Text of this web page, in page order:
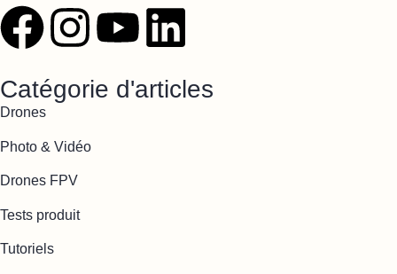
Catégorie d'articles
Drones
Photo & Vidéo
Drones FPV
Tests produit
Tutoriels